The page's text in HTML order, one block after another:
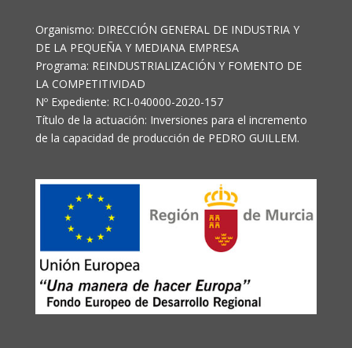
Organismo: DIRECCIÓN GENERAL DE INDUSTRIA Y
DE LA PEQUEÑA Y MEDIANA EMPRESA
Programa: REINDUSTRIALIZACIÓN Y FOMENTO DE
LA COMPETITIVIDAD
Nº Expediente: RCI-040000-2020-157
Título de la actuación: Inversiones para el incremento
de la capacidad de producción de PEDRO GUILLEM.